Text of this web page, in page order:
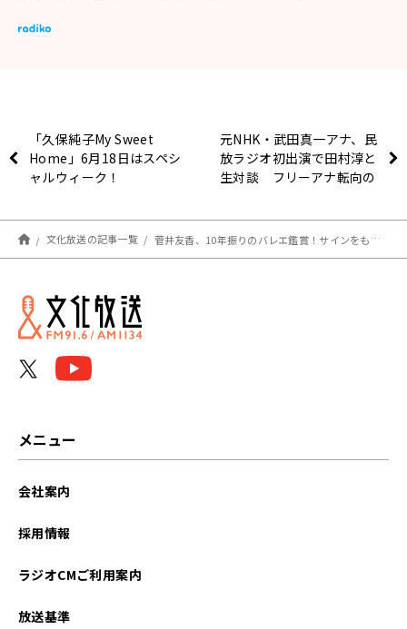
「久保純子My Sweet
Home」6月18日はスペシ
ャルウィーク！
元NHK・武田真一アナ、民
放ラジオ初出演で田村淳と
生対談 フリーアナ転向の
は？『NewsCLUB』
文化放送の記事一覧 菅井友香、10年振りのバレエ鑑賞！サインをもらうも…「まさかこんなに緊張するものとは」
メニュー
会社案内
採用情報
ラジオCMご利用案内
放送基準